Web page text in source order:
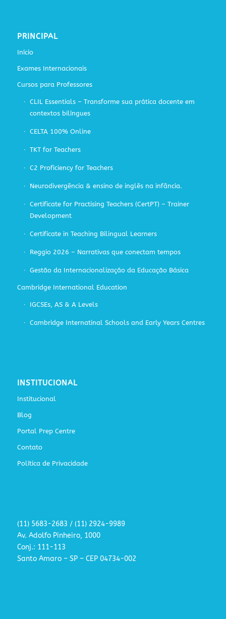
PRINCIPAL
Início
Exames Internacionais
Cursos para Professores
CLIL Essentials – Transforme sua prática docente em
contextos bilíngues
CELTA 100% Online
TKT for Teachers
C2 Proficiency for Teachers
Neurodivergência & ensino de inglês na infância.
Certificate for Practising Teachers (CertPT) – Trainer
Development
Certificate in Teaching Bilingual Learners
Reggio 2026 – Narrativas que conectam tempos
Gestão da Internacionalização da Educação Básica
Cambridge International Education
IGCSEs, AS & A Levels
Cambridge Internatinal Schools and Early Years Centres
INSTITUCIONAL
Institucional
Blog
Portal Prep Centre
Contato
Política de Privacidade
(11) 5683-2683 / (11) 2924-9989
Av. Adolfo Pinheiro, 1000
Conj.: 111-113
Santo Amaro – SP – CEP 04734-002